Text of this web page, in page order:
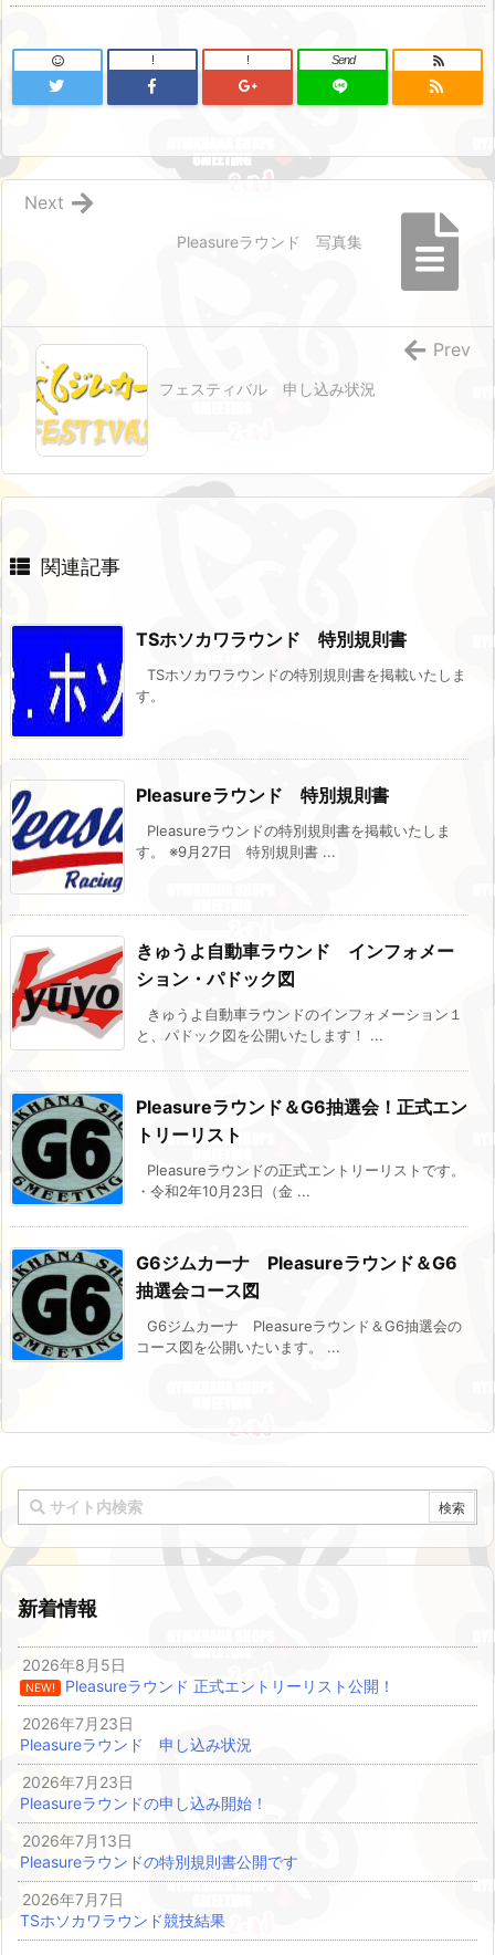
! ! Send
Pleasureラウンド 写真集
Next
フェスティバル 申し込み状況
Prev
関連記事
TSホソカワラウンド 特別規則書
TSホソカワラウンドの特別規則書を掲載いたしま
す。
Pleasureラウンド 特別規則書
Pleasureラウンドの特別規則書を掲載いたしま
す。 ※9月27日 特別規則書 ...
きゅうよ自動車ラウンド インフォメー
ション・パドック図
きゅうよ自動車ラウンドのインフォメーション１
と、パドック図を公開いたします！ ...
Pleasureラウンド＆G6抽選会！正式エン
トリーリスト
Pleasureラウンドの正式エントリーリストです。
・令和2年10月23日（金 ...
G6ジムカーナ Pleasureラウンド＆G6
抽選会コース図
G6ジムカーナ Pleasureラウンド＆G6抽選会の
コース図を公開いたいます。 ...
新着情報
2026年8月5日
NEW!
Pleasureラウンド 正式エントリーリスト公開！
2026年7月23日
Pleasureラウンド 申し込み状況
2026年7月23日
Pleasureラウンドの申し込み開始！
2026年7月13日
Pleasureラウンドの特別規則書公開です
2026年7月7日
TSホソカワラウンド競技結果